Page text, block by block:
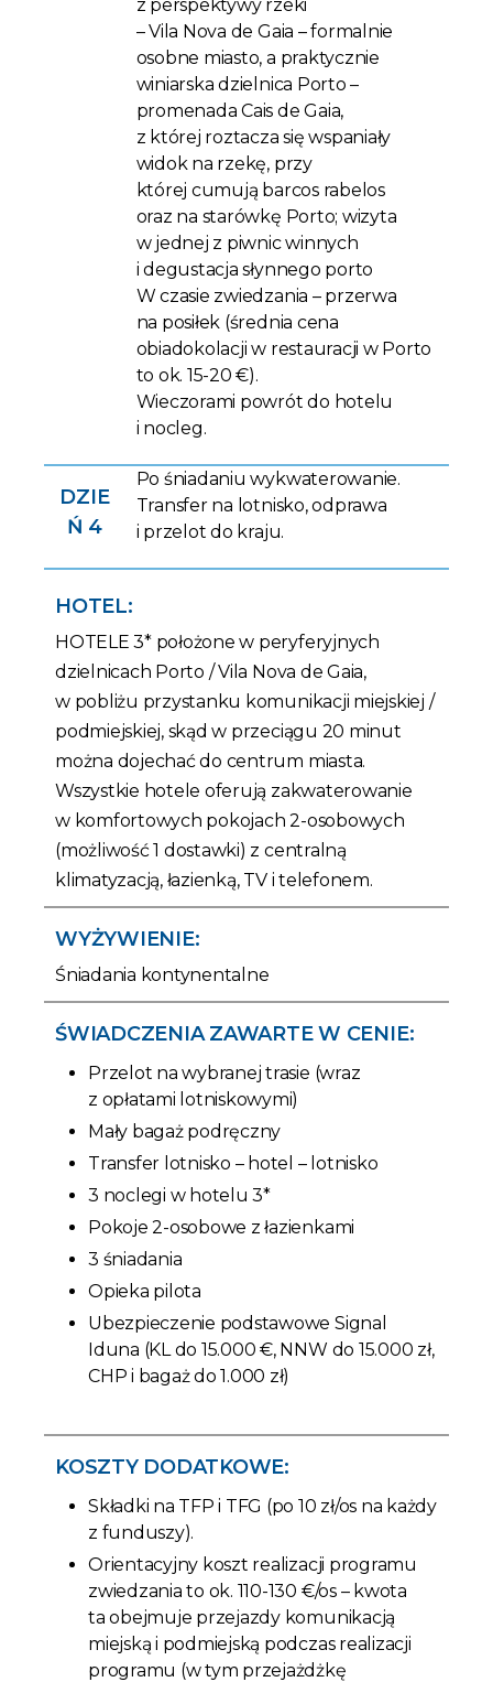
z perspektywy rzeki
– Vila Nova de Gaia – formalnie
osobne miasto, a praktycznie
winiarska dzielnica Porto –
promenada Cais de Gaia,
z której roztacza się wspaniały
widok na rzekę, przy
której cumują barcos rabelos
oraz na starówkę Porto; wizyta
w jednej z piwnic winnych
i degustacja słynnego porto
W czasie zwiedzania – przerwa
na posiłek (średnia cena
obiadokolacji w restauracji w Porto
to ok. 15-20 €).
Wieczorami powrót do hotelu
i nocleg.
DZIE
Ń 4
Po śniadaniu wykwaterowanie.
Transfer na lotnisko, odprawa
i przelot do kraju.
HOTEL:
HOTELE 3* położone w peryferyjnych
dzielnicach Porto / Vila Nova de Gaia,
w pobliżu przystanku komunikacji miejskiej /
podmiejskiej, skąd w przeciągu 20 minut
można dojechać do centrum miasta.
Wszystkie hotele oferują zakwaterowanie
w komfortowych pokojach 2-osobowych
(możliwość 1 dostawki) z centralną
klimatyzacją, łazienką, TV i telefonem.
WYŻYWIENIE:
Śniadania kontynentalne
ŚWIADCZENIA ZAWARTE W CENIE:
Przelot na wybranej trasie (wraz
z opłatami lotniskowymi)
Mały bagaż podręczny
Transfer lotnisko – hotel – lotnisko
3 noclegi w hotelu 3*
Pokoje 2-osobowe z łazienkami
3 śniadania
Opieka pilota
Ubezpieczenie podstawowe Signal
Iduna (KL do 15.000 €, NNW do 15.000 zł,
CHP i bagaż do 1.000 zł)
KOSZTY DODATKOWE:
Składki na TFP i TFG (po 10 zł/os na każdy
z funduszy).
Orientacyjny koszt realizacji programu
zwiedzania to ok. 110-130 €/os – kwota
ta obejmuje przejazdy komunikacją
miejską i podmiejską podczas realizacji
programu (w tym przejażdżkę